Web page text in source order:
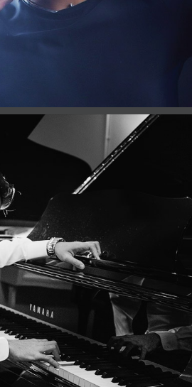
voz Mike Martin